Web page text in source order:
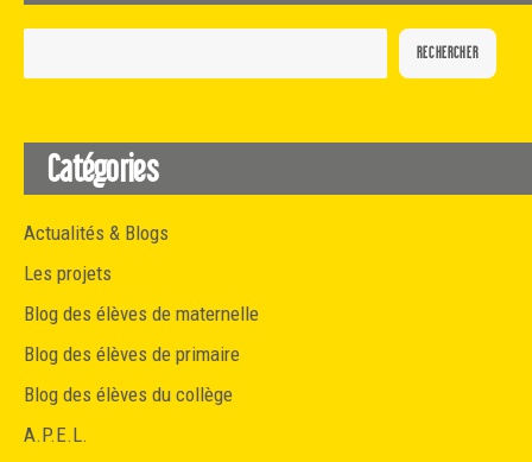
RECHERCHER
Catégories
Actualités & Blogs
Les projets
Blog des élèves de maternelle
Blog des élèves de primaire
Blog des élèves du collège
A.P.E.L.